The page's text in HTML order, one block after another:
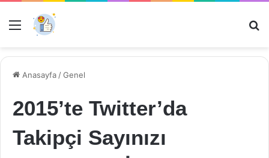
Menü
Anasayfa /Genel
2015’te Twitter’da
Takipçi Sayınızı